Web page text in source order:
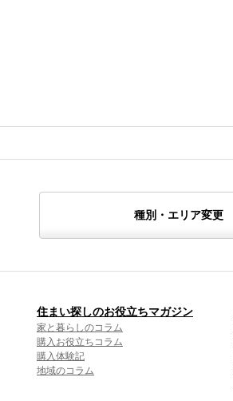
種別・エリア変更
住まい探しのお役立ちマガジン
家と暮らしのコラム
購入お役立ちコラム
購入体験記
地域のコラム